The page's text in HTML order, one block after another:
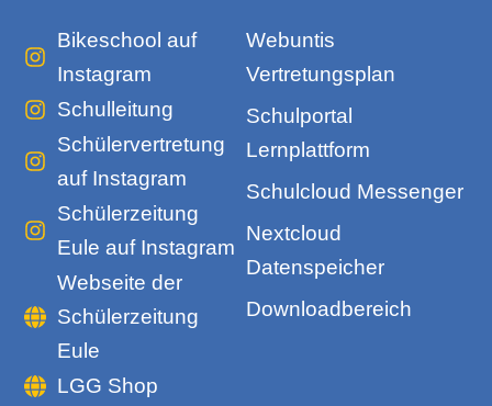
Webuntis
Vertretungsplan
Schulportal
Lernplattform
Schulcloud Messenger
Nextcloud
Datenspeicher
Downloadbereich
Bikeschool auf
Instagram
Schulleitung
Schülervertretung
auf Instagram
Schülerzeitung
Eule auf Instagram
Webseite der
Schülerzeitung
Eule
LGG Shop